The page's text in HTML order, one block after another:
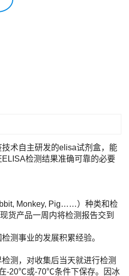
术自主研发的elisa试剂盒，能
检测结果准确可靠的必要
Monkey, Pig……）种类和检
货产品一周内将检测报告交到
测事业的发展积累经验。
测，对收集后当天就进行检测
-20℃或-70℃条件下保存。因冰